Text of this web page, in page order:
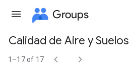
Groups
Group
path
Calidad de Aire y Suelos
1–17 of 17 
